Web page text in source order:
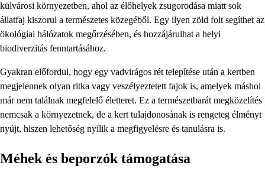
külvárosi környezetben, ahol az élőhelyek zsugorodása miatt sok
állatfaj kiszorul a természetes közegéből. Egy ilyen zöld folt segíthet az
ökológiai hálózatok megőrzésében, és hozzájárulhat a helyi
biodiverzitás fenntartásához.
Gyakran előfordul, hogy egy vadvirágos rét telepítése után a kertben
megjelennek olyan ritka vagy veszélyeztetett fajok is, amelyek máshol
már nem találnak megfelelő életteret. Ez a természetbarát megközelítés
nemcsak a környezetnek, de a kert tulajdonosának is rengeteg élményt
nyújt, hiszen lehetőség nyílik a megfigyelésre és tanulásra is.
Méhek és beporzók támogatása